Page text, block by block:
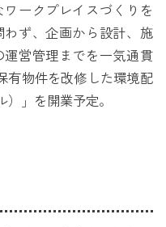
ークプレイスづくりを
ず、企画から設計、施
営管理までを一気通貫
有物件を改修した環境配
」を開業予定。